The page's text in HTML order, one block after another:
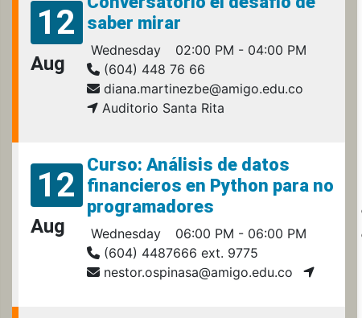
12
Aug
saber mirar
Wednesday
02:00 PM - 04:00 PM
(604) 448 76 66
diana.martinezbe@amigo.edu.co
Auditorio Santa Rita
12
Aug
Curso: Análisis de datos
financieros en Python para no
programadores
Wednesday
06:00 PM - 06:00 PM
(604) 4487666 ext. 9775
nestor.ospinasa@amigo.edu.co